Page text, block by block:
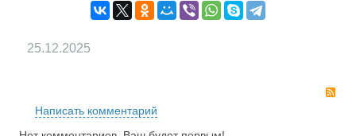
25.12.2025
Написать комментарий